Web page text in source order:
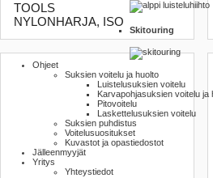
Skitouring
Ohjeet
Suksien voitelu ja huolto
Luistelu­suksien voitelu
Karva­pohja­suksien voitelu ja
Pito­voitelu
Laskettelu­suksien voitelu
Suksien puhdistus
Voitelusuositukset
Kuvastot ja opas­tiedostot
Jälleenmyyjät
Yritys
Yhteystiedot
TOOLS
NYLONHARJA, ISO